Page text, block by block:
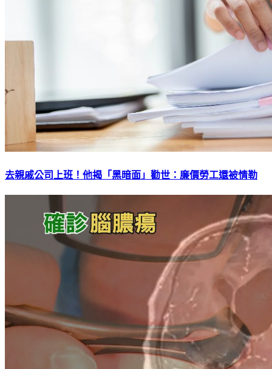
去親戚公司上班！他揭「黑暗面」勸世：廉價勞工還被情勒